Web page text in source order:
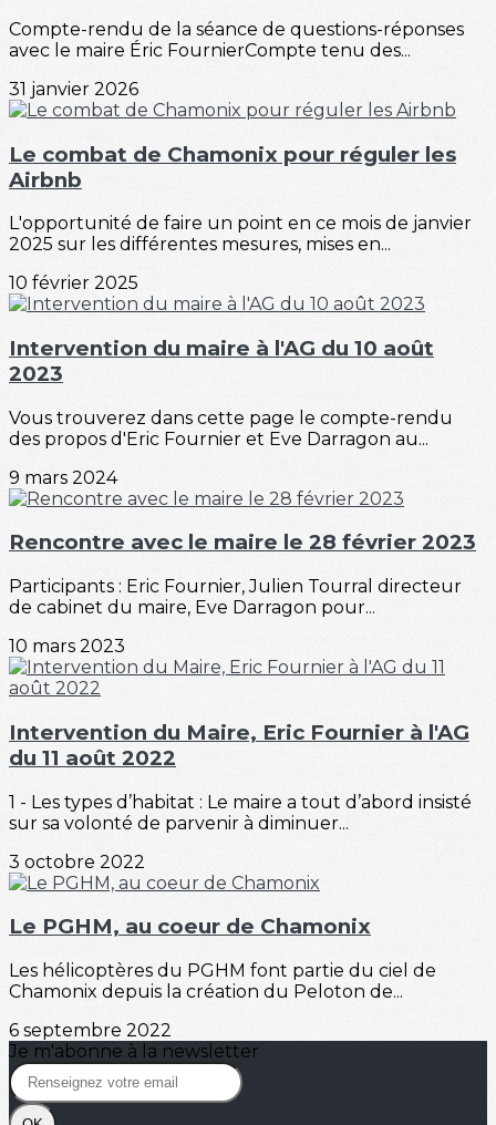
Compte-rendu de la séance de questions-réponses
avec le maire Éric FournierCompte tenu des...
31 janvier 2026
Le combat de Chamonix pour réguler les
Airbnb
L'opportunité de faire un point en ce mois de janvier
2025 sur les différentes mesures, mises en...
10 février 2025
Intervention du maire à l'AG du 10 août
2023
Vous trouverez dans cette page le compte-rendu
des propos d'Eric Fournier et Eve Darragon au...
9 mars 2024
Rencontre avec le maire le 28 février 2023
Participants : Eric Fournier, Julien Tourral directeur
de cabinet du maire, Eve Darragon pour...
10 mars 2023
Intervention du Maire, Eric Fournier à l'AG
du 11 août 2022
1 - Les types d’habitat : Le maire a tout d’abord insisté
sur sa volonté de parvenir à diminuer...
3 octobre 2022
Le PGHM, au coeur de Chamonix
Les hélicoptères du PGHM font partie du ciel de
Chamonix depuis la création du Peloton de...
6 septembre 2022
Je m'abonne à la newsletter